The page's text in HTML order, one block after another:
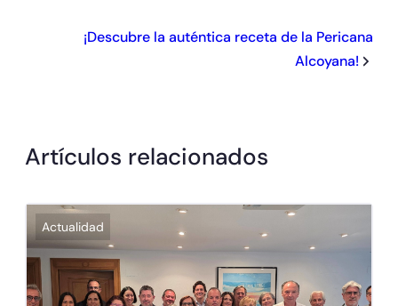
¡Descubre la auténtica receta de la Pericana
Alcoyana!
Artículos relacionados
Actualidad